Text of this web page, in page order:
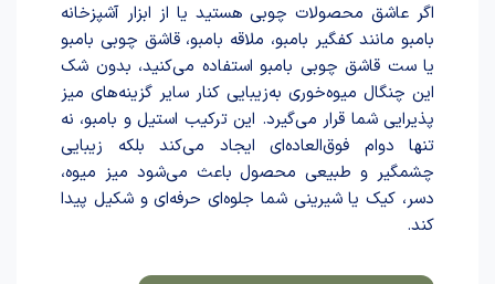
اگر عاشق محصولات چوبی هستید یا از ابزار آشپزخانه
بامبو مانند کفگیر بامبو، ملاقه بامبو، قاشق چوبی بامبو
یا ست قاشق چوبی بامبو استفاده می‌کنید، بدون شک
این چنگال میوه‌خوری به‌زیبایی کنار سایر گزینه‌های میز
پذیرایی شما قرار می‌گیرد. این ترکیب استیل و بامبو، نه
تنها دوام فوق‌العاده‌ای ایجاد می‌کند بلکه زیبایی
چشمگیر و طبیعی محصول باعث می‌شود میز میوه،
دسر، کیک یا شیرینی شما جلوه‌ای حرفه‌ای و شکیل پیدا
کند.